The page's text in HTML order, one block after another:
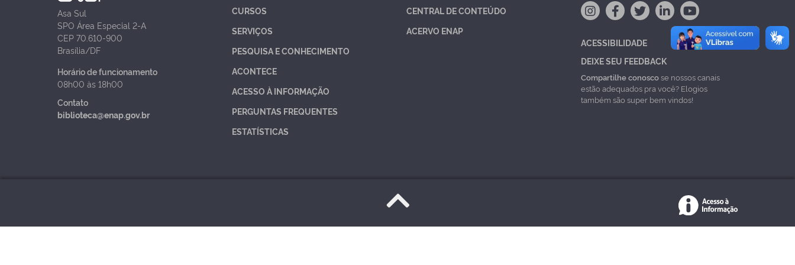
Asa Sul
SPO Área Especial 2-A
CEP 70.610-900
Brasília/DF
Horário de funcionamento
08h00 às 18h00
Contato
biblioteca@enap.gov.br
CURSOS
SERVIÇOS
PESQUISA E CONHECIMENTO
ACONTECE
ACESSO À INFORMAÇÃO
PERGUNTAS FREQUENTES
ESTATÍSTICAS
CENTRAL DE CONTEÚDO
ACERVO ENAP
ACESSIBILIDADE
DEIXE SEU FEEDBACK
Compartilhe conoscose nossos canais
estão adequados pra você? Elogios
também são super bem vindos!